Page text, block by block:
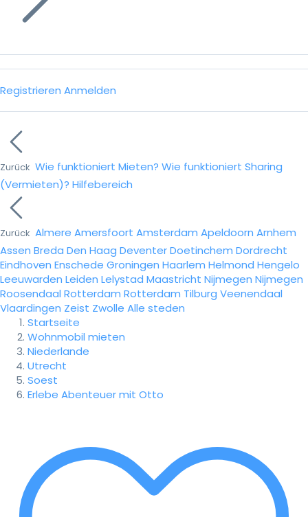
Registrieren Anmelden
Zurück Wie funktioniert Mieten? Wie funktioniert Sharing
(Vermieten)? Hilfebereich
Zurück Almere Amersfoort Amsterdam Apeldoorn Arnhem
Assen Breda Den Haag DeventerDoetinchem Dordrecht
Eindhoven Enschede Groningen Haarlem Helmond Hengelo
Leeuwarden Leiden Lelystad Maastricht Nijmegen Nijmegen
Roosendaal Rotterdam Rotterdam Tilburg Veenendaal
Vlaardingen Zeist Zwolle Alle steden
Startseite
Wohnmobil mieten
Niederlande
Utrecht
Soest
Erlebe Abenteuer mit Otto